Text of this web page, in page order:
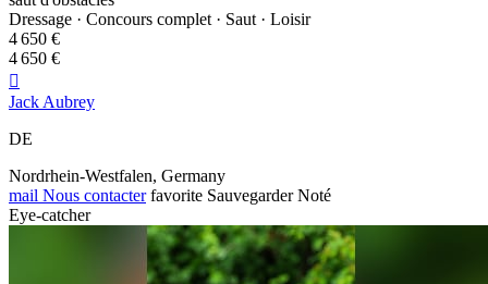
Dressage · Concours complet · Saut · Loisir
4 650 €
4 650 €

Jack Aubrey
DE
Nordrhein‑Westfalen, Germany
mail Nous contacter favorite Sauvegarder Noté
Eye-catcher